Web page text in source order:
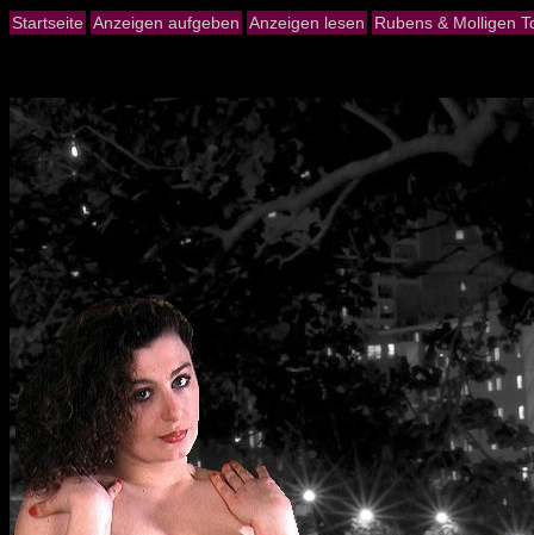
Startseite Anzeigen aufgeben Anzeigen lesen Rubens & Molligen